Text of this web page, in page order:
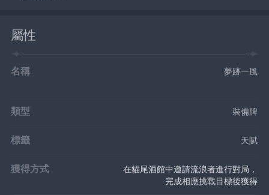
屬性
名稱 夢跡一風
類型 裝備牌
標籤 天賦
獲得方式
在貓尾酒館中邀請流浪者進行對局，
完成相應挑戰目標後獲得